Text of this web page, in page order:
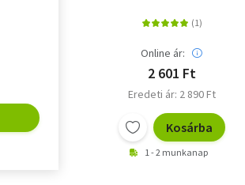
Online ár:
2 601 Ft
Eredeti ár: 2 890 Ft
Kosárba
1 - 2 munkanap